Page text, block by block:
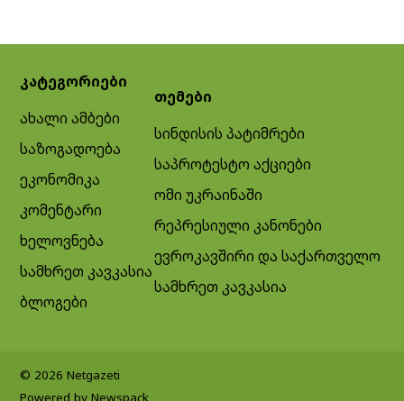
კატეგორიები
ახალი ამბები
საზოგადოება
ეკონომიკა
კომენტარი
ხელოვნება
სამხრეთ კავკასია
ბლოგები
თემები
სინდისის პატიმრები
საპროტესტო აქციები
ომი უკრაინაში
რეპრესიული კანონები
ევროკავშირი და საქართველო
სამხრეთ კავკასია
© 2026 Netgazeti
Powered by Newspack